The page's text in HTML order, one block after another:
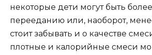
некоторые дети могут быть
перееданию или, наоборот,
стоит забывать и о качестве
плотные и калорийные смеси